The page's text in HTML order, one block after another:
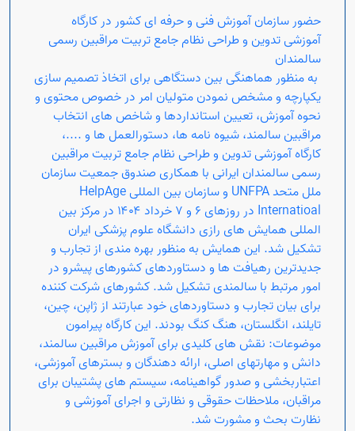
حضور سازمان آموزش فنی و حرفه ای کشور در کارگاه
آموزشی تدوین و طراحی نظام جامع تربیت مراقبین رسمی
سالمندان
به منظور هماهنگی بین دستگاهی برای اتخاذ تصمیم سازی
یکپارچه و مشخص نمودن متولیان امر در خصوص محتوی و
نحوه آموزش، تعیین استانداردها و شاخص های انتخاب
مراقبین سالمند، شیوه نامه ها، دستورالعمل ها و ....،
کارگاه آموزشی تدوین و طراحی نظام جامع تربیت مراقبین
رسمی سالمندان ایرانی با همکاری صندوق جمعیت سازمان
ملل متحد UNFPA و سازمان بین المللی HelpAge
Internatioal در روزهای ۶ و ۷ خرداد ۱۴۰۴ در مرکز بین
المللی همایش های رازی دانشگاه علوم پزشکی ایران
تشکیل شد. این همایش به منظور بهره مندی از تجارب و
جدیدترین رهیافت ها و دستاوردهای کشورهای پیشرو در
امور مرتبط با سالمندی تشکیل شد. کشورهای شرکت کننده
برای بیان تجارب و دستاوردهای خود عبارتند از ژاپن، چین،
تایلند، انگلستان، هنگ کنگ بودند. این کارگاه پیرامون
موضوعات: نقش های کلیدی برای آموزش مراقبین سالمند،
دانش و مهارتهای اصلی، ارائه دهندگان و بسترهای آموزشی،
اعتباربخشی و صدور گواهینامه، سیستم های پشتیبان برای
مراقبان، ملاحظات حقوقی و نظارتی و اجرای آموزشی و
نظارت بحث و مشورت شد.